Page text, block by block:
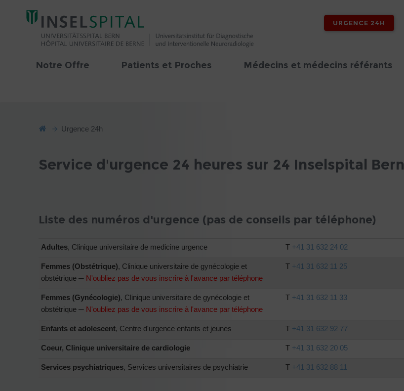
URGENCE 24H
Notre Offre Patients et Proches Médecins et médecins référants
Urgence 24h
Service d'urgence 24 heures sur 24 Inselspital Bern
Liste des numéros d'urgence (pas de conseils par téléphone)
Adultes, Clinique universitaire de medicine urgence T +41 31 632 24 02
Femmes (Obstétrique), Clinique universitaire de gynécologie et
obstétrique ─ N'oubliez pas de vous inscrire à l'avance par téléphone
T +41 31 632 11 25
Femmes (Gynécologie), Clinique universitaire de gynécologie et
obstétrique ─ N'oubliez pas de vous inscrire à l'avance par téléphone
T +41 31 632 11 33
Enfants et adolescent, Centre d'urgence enfants et jeunes T +41 31 632 92 77
Coeur, Clinique universitaire de cardiologie T +41 31 632 20 05
Services psychiatriques, Services universitaires de psychiatrie T +41 31 632 88 11